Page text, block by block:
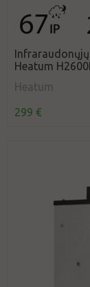
Heatum
Heatum
299 €